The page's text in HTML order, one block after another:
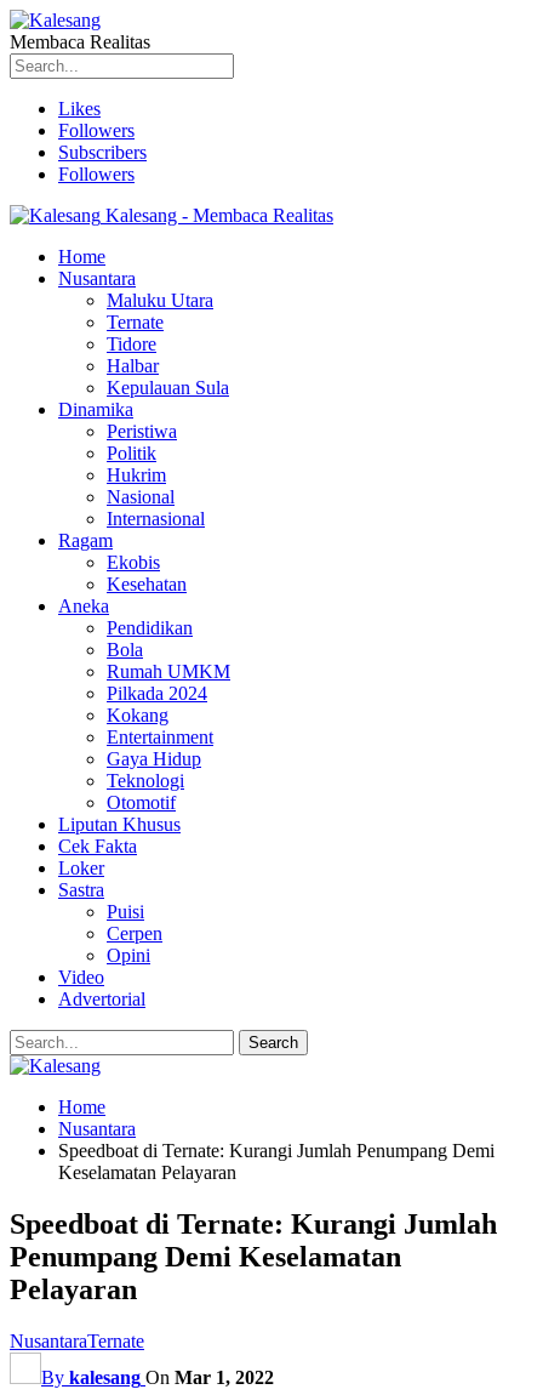
Membaca Realitas
Likes
Followers
Subscribers
Followers
Kalesang - Membaca Realitas
Home
Nusantara
Maluku Utara
Ternate
Tidore
Halbar
Kepulauan Sula
Dinamika
Peristiwa
Politik
Hukrim
Nasional
Internasional
Ragam
Ekobis
Kesehatan
Aneka
Pendidikan
Bola
Rumah UMKM
Pilkada 2024
Kokang
Entertainment
Gaya Hidup
Teknologi
Otomotif
Liputan Khusus
Cek Fakta
Loker
Sastra
Puisi
Cerpen
Opini
Video
Advertorial
Home
Nusantara
Speedboat di Ternate: Kurangi Jumlah Penumpang Demi
Keselamatan Pelayaran
Speedboat di Ternate: Kurangi Jumlah
Penumpang Demi Keselamatan
Pelayaran
NusantaraTernate
By kalesang On Mar 1, 2022